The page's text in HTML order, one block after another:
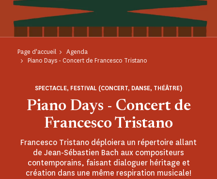
Page d'accueil
Agenda
Piano Days - Concert de Francesco Tristano
Piano Days - Concert de
Francesco Tristano
SPECTACLE, FESTIVAL (CONCERT, DANSE, THÉÂTRE)
Francesco Tristano déploiera un répertoire allant
de Jean-Sébastien Bach aux compositeurs
contemporains, faisant dialoguer héritage et
création dans une même respiration musicale!